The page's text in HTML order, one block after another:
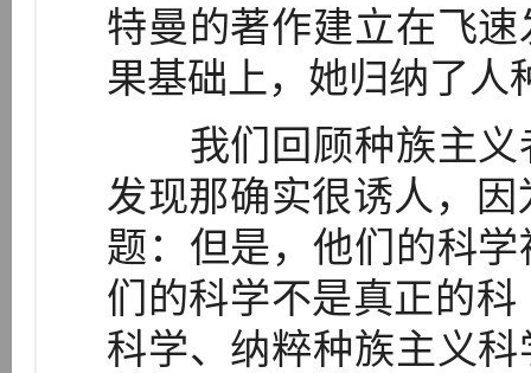
特曼的著作建立在飞
果基础上，她归纳了人
我们回顾种族主义
发现那确实很诱人，
题：但是，他们的科
们的科学不是真正的
科学、纳粹种族主义